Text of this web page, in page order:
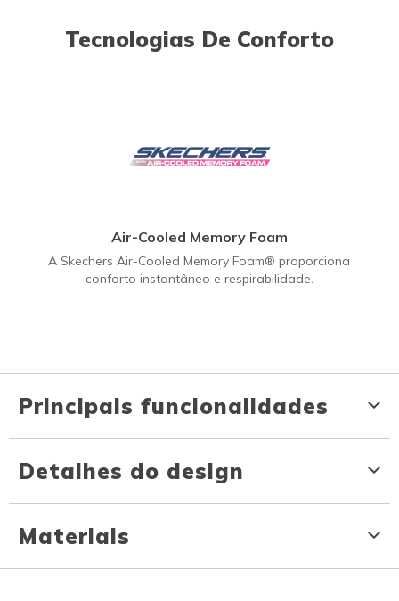
Tecnologias De Conforto
Air-Cooled Memory Foam
A Skechers Air-Cooled Memory Foam® proporciona
conforto instantâneo e respirabilidade.
Principais funcionalidades
Detalhes do design
Materiais